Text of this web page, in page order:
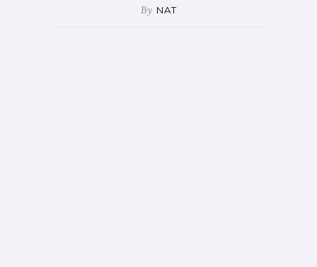
By NAT